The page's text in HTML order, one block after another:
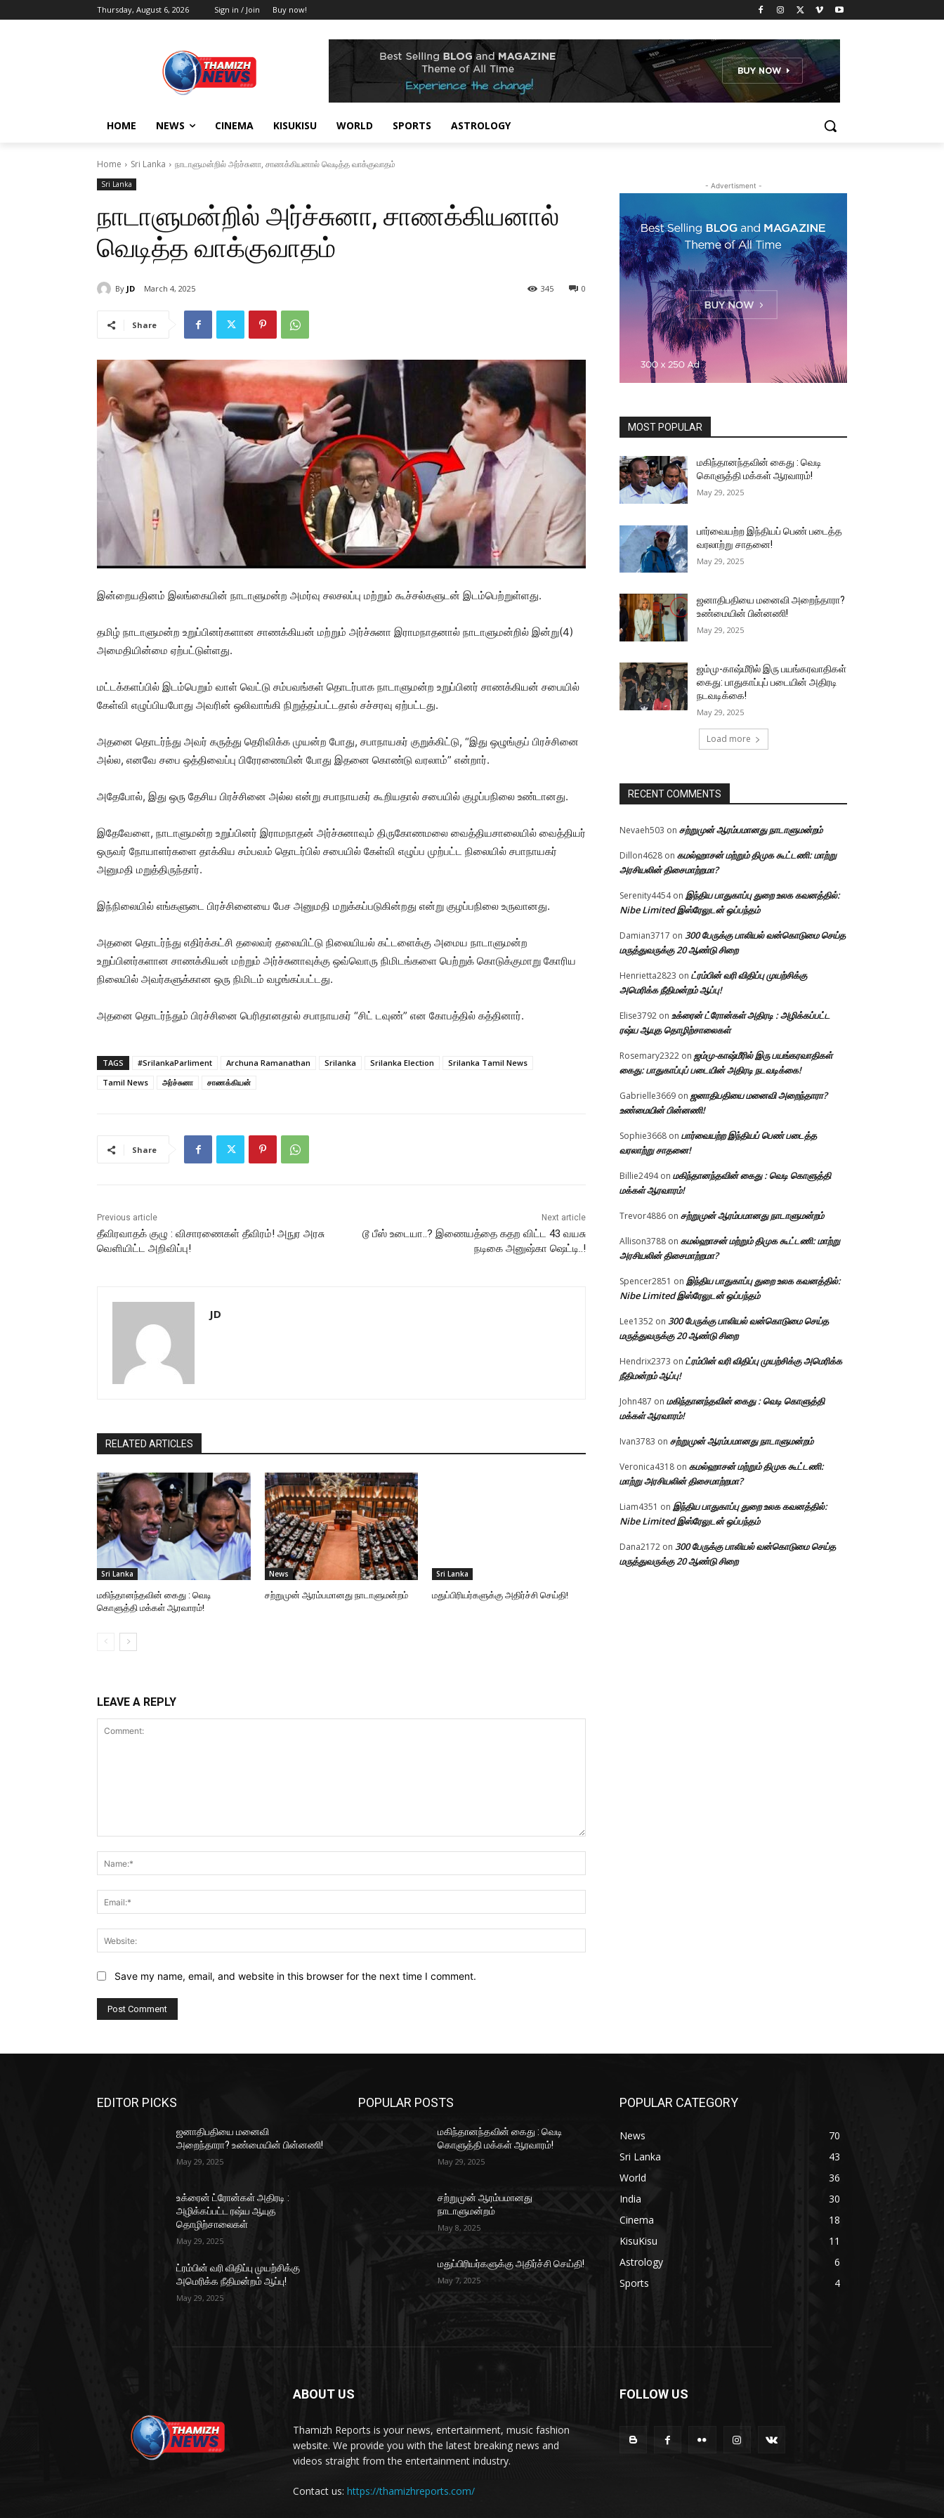
Thursday, August 6, 2026 Sign in / Join Buy now!
HOME NEWS CINEMA KISUKISU WORLD SPORTS ASTROLOGY
Home Sri Lanka நாடாளுமன்றில் அர்ச்சுனா, சாணக்கியனால் வெடித்த வாக்குவாதம்
Sri Lanka
நாடாளுமன்றில் அர்ச்சுனா, சாணக்கியனால்
வெடித்த வாக்குவாதம்
By JD March 4, 2025 0
345
Share
இன்றையதினம் இலங்கையின் நாடாளுமன்ற அமர்வு சலசலப்பு மற்றும் கூச்சல்களுடன் இடம்பெற்றுள்ளது.
தமிழ் நாடாளுமன்ற உறுப்பினர்களான சாணக்கியன் மற்றும் அர்ச்சுனா இராமநாதனால் நாடாளுமன்றில் இன்று(4)
அமைதியின்மை ஏற்பட்டுள்ளது.
மட்டக்களப்பில் இடம்பெறும் வாள் வெட்டு சம்பவங்கள் தொடர்பாக நாடாளுமன்ற உறுப்பினர் சாணக்கியன் சபையில்
கேள்வி எழுப்பியபோது அவரின் ஒலிவாங்கி நிறுத்தப்பட்டதால் சச்சரவு ஏற்பட்டது.
அதனை தொடர்ந்து அவர் கருத்து தெரிவிக்க முயன்ற போது, சபாநாயகர் குறுக்கிட்டு, “இது ஒழுங்குப் பிரச்சினை
அல்ல, எனவே சபை ஒத்திவைப்பு பிரேரணையின் போது இதனை கொண்டு வரலாம்” என்றார்.
அதேபோல், இது ஒரு தேசிய பிரச்சினை அல்ல என்று சபாநாயகர் கூறியதால் சபையில் குழப்பநிலை உண்டானது.
இதேவேளை, நாடாளுமன்ற உறுப்பினர் இராமநாதன் அர்ச்சுனாவும் திருகோணமலை வைத்தியசாலையில் வைத்தியர்
ஒருவர் நோயாளர்களை தாக்கிய சம்பவம் தொடர்பில் சபையில் கேள்வி எழுப்ப முற்பட்ட நிலையில் சபாநாயகர்
அனுமதி மறுத்திருந்தார்.
இந்நிலையில் எங்களுடை பிரச்சினையை பேச அனுமதி மறுக்கப்படுகின்றது என்று குழப்பநிலை உருவானது.
அதனை தொடர்ந்து எதிர்க்கட்சி தலைவர் தலையிட்டு நிலையியல் கட்டளைக்கு அமைய நாடாளுமன்ற
உறுப்பினர்களான சாணக்கியன் மற்றும் அர்ச்சுனாவுக்கு ஒவ்வொரு நிமிடங்களை பெற்றுக் கொடுக்குமாறு கோரிய
நிலையில் அவர்களுக்கான ஒரு நிமிடம் வழங்கப்பட்டது.
அதனை தொடர்ந்தும் பிரச்சினை பெரிதானதால் சபாநாயகர் “சிட் டவுண்” என கோபத்தில் கத்தினார்.
TAGS #SrilankaParliment Archuna Ramanathan Srilanka Srilanka Election
Srilanka Tamil News
Tamil News
அர்ச்சுனா சாணக்கியன்
Share
Previous article
தீவிரவாதக் குழு : விசாரணைகள் தீவிரம்! அநுர அரசு
வெளியிட்ட அறிவிப்பு!
Next article
டூ பீஸ் உடையா..? இணையத்தை கதற விட்ட 43 வயசு
நடிகை அனுஷ்கா ஷெட்டி..!
JD
RELATED ARTICLES
Sri Lanka
மகிந்தானந்தவின் கைது : வெடி
கொளுத்தி மக்கள் ஆரவாரம்!
News
சற்றுமுன் ஆரம்பமானது நாடாளுமன்றம்
Sri Lanka
மதுப்பிரியர்களுக்கு அதிர்ச்சி செய்தி!
LEAVE A REPLY
Save my name, email, and website in this browser for the next time I comment.
- Advertisment -
MOST POPULAR
மகிந்தானந்தவின் கைது : வெடி
கொளுத்தி மக்கள் ஆரவாரம்!
May 29, 2025
பார்வையற்ற இந்தியப் பெண் படைத்த
வரலாற்று சாதனை!
May 29, 2025
ஜனாதிபதியை மனைவி அறைந்தாரா?
உண்மையின் பின்னணி!
May 29, 2025
ஜம்மு-காஷ்மீரில் இரு பயங்கரவாதிகள்
கைது: பாதுகாப்புப் படையின் அதிரடி
நடவடிக்கை!
May 29, 2025
Load more
RECENT COMMENTS
Nevaeh503 on சற்றுமுன் ஆரம்பமானது நாடாளுமன்றம்
Dillon4628 on கமல்ஹாசன் மற்றும் திமுக கூட்டணி: மாற்று
அரசியலின் திசைமாற்றமா?
Serenity4454on இந்திய பாதுகாப்பு துறை உலக கவனத்தில்:
Nibe Limited இஸ்ரேலுடன் ஒப்பந்தம்
Damian3717 on 300 பேருக்கு பாலியல் வன்கொடுமை செய்த
மருத்துவருக்கு 20 ஆண்டு சிறை
Henrietta2823 on ட்ரம்பின் வரி விதிப்பு முயற்சிக்கு
அமெரிக்க நீதிமன்றம் ஆப்பு!
Elise3792 on உக்ரைன் ட்ரோன்கள் அதிரடி : அழிக்கப்பட்ட
ரஷ்ய ஆயுத தொழிற்சாலைகள்
Rosemary2322 on ஜம்மு-காஷ்மீரில் இரு பயங்கரவாதிகள்
கைது: பாதுகாப்புப் படையின் அதிரடி நடவடிக்கை!
Gabrielle3669 on ஜனாதிபதியை மனைவி அறைந்தாரா?
உண்மையின் பின்னணி!
Sophie3668 on பார்வையற்ற இந்தியப் பெண் படைத்த
வரலாற்று சாதனை!
Billie2494on மகிந்தானந்தவின் கைது : வெடி கொளுத்தி
மக்கள் ஆரவாரம்!
Trevor4886 on சற்றுமுன் ஆரம்பமானது நாடாளுமன்றம்
Allison3788 on கமல்ஹாசன் மற்றும் திமுக கூட்டணி: மாற்று
அரசியலின் திசைமாற்றமா?
Spencer2851 on இந்திய பாதுகாப்பு துறை உலக கவனத்தில்:
Nibe Limited இஸ்ரேலுடன் ஒப்பந்தம்
Lee1352 on 300 பேருக்கு பாலியல் வன்கொடுமை செய்த
மருத்துவருக்கு 20 ஆண்டு சிறை
Hendrix2373 on ட்ரம்பின் வரி விதிப்பு முயற்சிக்கு அமெரிக்க
நீதிமன்றம் ஆப்பு!
John487 on மகிந்தானந்தவின் கைது : வெடி கொளுத்தி
மக்கள் ஆரவாரம்!
Ivan3783 on சற்றுமுன் ஆரம்பமானது நாடாளுமன்றம்
Veronica4318 on கமல்ஹாசன் மற்றும் திமுக கூட்டணி:
மாற்று அரசியலின் திசைமாற்றமா?
Liam4351 on இந்திய பாதுகாப்பு துறை உலக கவனத்தில்:
Nibe Limited இஸ்ரேலுடன் ஒப்பந்தம்
Dana2172 on 300 பேருக்கு பாலியல் வன்கொடுமை செய்த
மருத்துவருக்கு 20 ஆண்டு சிறை
EDITOR PICKS
ஜனாதிபதியை மனைவி
அறைந்தாரா? உண்மையின் பின்னணி!
May 29, 2025
உக்ரைன் ட்ரோன்கள் அதிரடி :
அழிக்கப்பட்ட ரஷ்ய ஆயுத
தொழிற்சாலைகள்
May 29, 2025
ட்ரம்பின் வரி விதிப்பு முயற்சிக்கு
அமெரிக்க நீதிமன்றம் ஆப்பு!
May 29, 2025
POPULAR POSTS
மகிந்தானந்தவின் கைது : வெடி
கொளுத்தி மக்கள் ஆரவாரம்!
May 29, 2025
சற்றுமுன் ஆரம்பமானது
நாடாளுமன்றம்
May 8, 2025
மதுப்பிரியர்களுக்கு அதிர்ச்சி செய்தி!
May 7, 2025
POPULAR CATEGORY
News
70
Sri Lanka
43
World
36
India
30
Cinema
18
KisuKisu
11
Astrology
6
Sports
4
ABOUT US
Thamizh Reports is your news, entertainment, music fashion
website. We provide you with the latest breaking news and
videos straight from the entertainment industry.
Contact us: https://thamizhreports.com/
FOLLOW US